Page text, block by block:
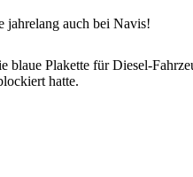
jahrelang auch bei Navis!
blaue Plakette für Diesel-
hatte.